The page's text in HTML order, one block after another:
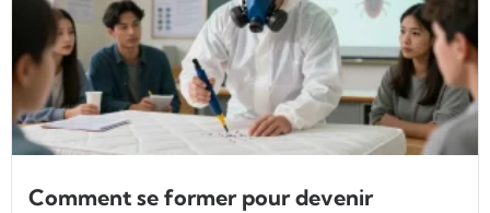
Comment se former pour devenir